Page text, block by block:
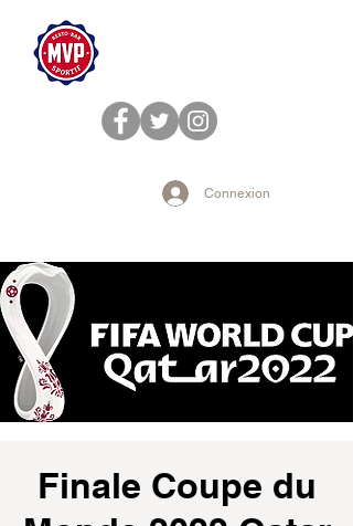
Connexion
Finale Coupe du